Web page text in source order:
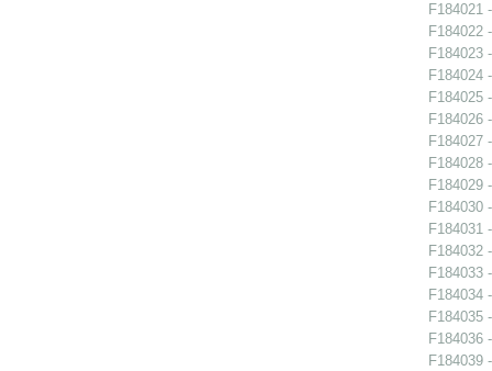
F184021
F184022
F184023
F184024
F184025
F184026
F184027
F184028
F184029
F184030
F184031
F184032
F184033
F184034
F184035
F184036
F184039